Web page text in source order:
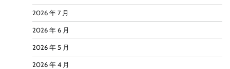
2026 年 7 月
2026 年 6 月
2026 年 5 月
2026 年 4 月